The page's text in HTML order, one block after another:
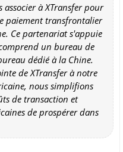
associer à XTransfer pour
paiement transfrontalier
Ce partenariat s'appuie
un bureau de
dédié à la Chine.
de XTransfer à notre
nous simplifions
de transaction et
de prospérer dans